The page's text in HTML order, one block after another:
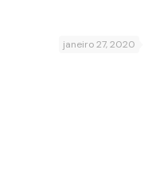
janeiro 27, 2020